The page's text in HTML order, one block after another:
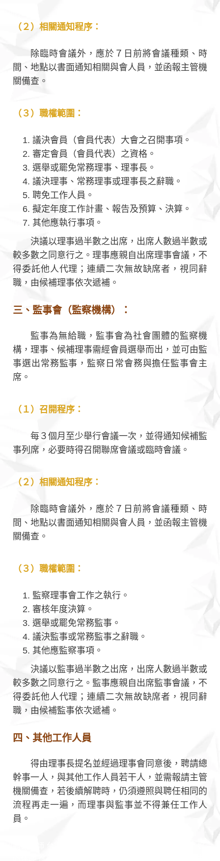
（２）相關通知程序：
除臨時會議外，應於７日前將會議種類、時
間、地點以書面通知相關與會人員，並函報主管機
關備查。
（３）職權範圍：
議決會員（會員代表）大會之召開事項。
審定會員（會員代表）之資格。
選舉或罷免常務理事、理事長。
議決理事、常務理事或理事長之辭職。
聘免工作人員。
擬定年度工作計畫、報告及預算、決算。
其他應執行事項。
決議以理事過半數之出席，出席人數過半數或
較多數之同意行之。理事應親自出席理事會議，不
得委託他人代理；連續二次無故缺席者，視同辭
職，由候補理事依次遞補。
三、監事會（監察機構）：
監事為無給職，監事會為社會團體的監察機
構，理事、候補理事需經會員選舉而出，並可由監
事選出常務監事，監察日常會務與擔任監事會主
席。
（１）召開程序：
每３個月至少舉行會議一次，並得通知候補監
事列席，必要時得召開聯席會議或臨時會議。
（２）相關通知程序：
除臨時會議外，應於７日前將會議種類、時
間、地點以書面通知相關與會人員，並函報主管機
關備查。
（３）職權範圍：
監察理事會工作之執行。
審核年度決算。
選舉或罷免常務監事。
議決監事或常務監事之辭職。
其他應監察事項。
決議以監事過半數之出席，出席人數過半數或
較多數之同意行之。監事應親自出席監事會議，不
得委託他人代理；連續二次無故缺席者，視同辭
職，由候補監事依次遞補。
四、其他工作人員
得由理事長提名並經過理事會同意後，聘請總
幹事一人，與其他工作人員若干人，並需報請主管
機關備查，若後續解聘時，仍須遵照與聘任相同的
流程再走一遍，而理事與監事並不得兼任工作人
員。